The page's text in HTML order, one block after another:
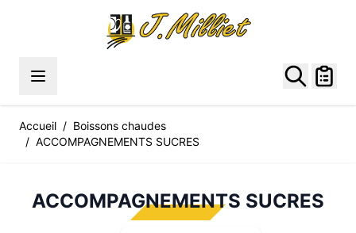
Accueil / Boissons chaudes
/ ACCOMPAGNEMENTS SUCRES
ACCOMPAGNEMENTS SUCRES